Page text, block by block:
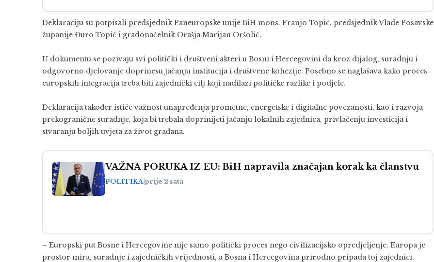
Deklaraciju su potpisali predsjednik Paneuropske unije BiH mons. Franjo Topić, predsjednik Vlade Posavske
županije Đuro Topić i gradonačelnik Orašja Marijan Oršolić.
U dokumentu se pozivaju svi politički i društveni akteri u Bosni i Hercegovini da kroz dijalog, suradnju i
odgovorno djelovanje doprinesu jačanju institucija i društvene kohezije. Posebno se naglašava kako proces
europskih integracija treba biti zajednički cilj koji nadilazi političke razlike i podjele.
Deklaracija također ističe važnost unapređenja prometne, energetske i digitalne povezanosti, kao i razvoja
prekogranične suradnje, koja bi trebala doprinijeti jačanju lokalnih zajednica, privlačenju investicija i
stvaranju boljih uvjeta za život građana.
VAŽNA PORUKA IZ EU: BiH napravila značajan korak ka članstvu
POLITIKAprije 2 sata
– Europski put Bosne i Hercegovine nije samo politički proces nego civilizacijsko opredjeljenje. Europa je
prostor mira, suradnje i zajedničkih vrijednosti, a Bosna i Hercegovina prirodno pripada toj zajednici,